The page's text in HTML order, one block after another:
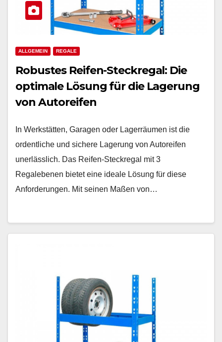
ALLGEMEIN REGALE
Robustes Reifen-Steckregal: Die
optimale Lösung für die Lagerung
von Autoreifen
In Werkstätten, Garagen oder Lagerräumen ist die
ordentliche und sichere Lagerung von Autoreifen
unerlässlich. Das Reifen-Steckregal mit 3
Regalebenen bietet eine ideale Lösung für diese
Anforderungen. Mit seinen Maßen von…